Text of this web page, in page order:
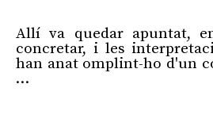
Allí va quedar apuntat,
concretar, i les
han anat omplint-ho d'un
…